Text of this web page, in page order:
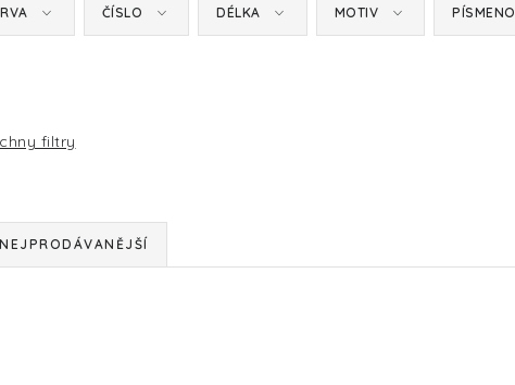
ČÍSLO DÉLKA MOTIV PÍSMENO
filtry
NEJPRODÁVANĚJŠÍ